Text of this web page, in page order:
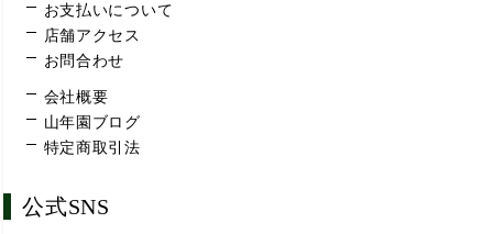
お支払いについて
店舗アクセス
お問合わせ
会社概要
山年園ブログ
特定商取引法
公式SNS